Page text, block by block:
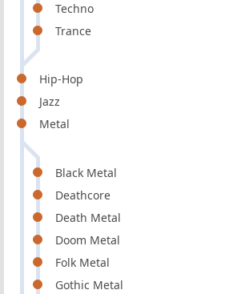
Techno
Trance
Hip-Hop
Jazz
Metal
Black Metal
Deathcore
Death Metal
Doom Metal
Folk Metal
Gothic Metal